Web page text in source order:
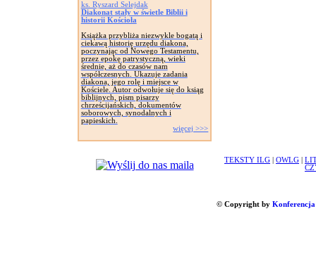
ks. Ryszard Selejdak
Diakonat stały w świetle Biblii i
historii Kościoła
Książka przybliża niezwykle bogatą i
ciekawą historię urzędu diakona,
poczynając od Nowego Testamentu,
przez epokę patrystyczną, wieki
średnie, aż do czasów nam
współczesnych. Ukazuje zadania
diakona, jego rolę i miejsce w
Kościele. Autor odwołuje się do ksiąg
biblijnych, pism pisarzy
chrześcijańskich, dokumentów
soborowych, synodalnych i
papieskich.
więcej >>>
TEKSTY ILG OWLG
© Copyright by Konferencja